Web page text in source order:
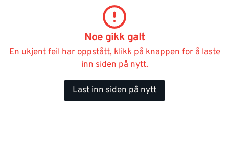
Noe gikk galt
En ukjent feil har oppstått, klikk på knappen for å laste
inn siden på nytt.
Last inn siden på nytt